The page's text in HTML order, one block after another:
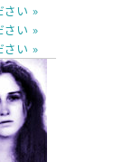
さい
さい
さい